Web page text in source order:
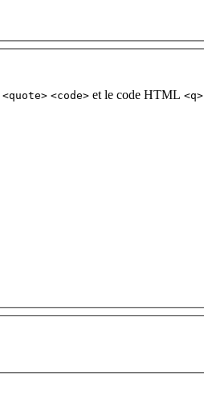
<quote> <code> et le code HTML <q>